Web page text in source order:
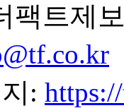
팩트제
: